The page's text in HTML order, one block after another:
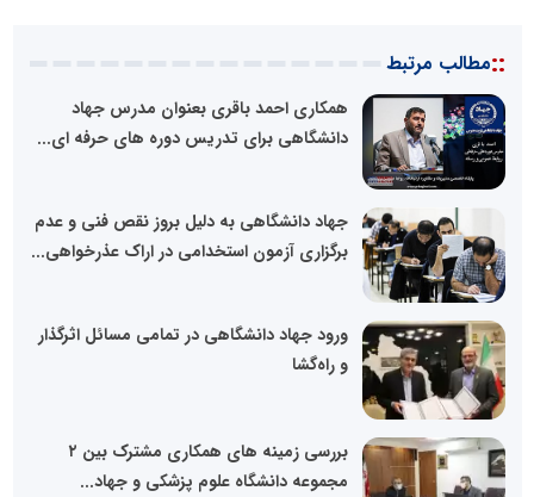
::مطالب مرتبط
همکاری احمد باقری بعنوان مدرس جهاد
دانشگاهی برای تدریس دوره های حرفه ای...
جهاد دانشگاهی به دلیل بروز نقص فنی و عدم
برگزاری آزمون استخدامی در اراک عذرخواهی...
ورود جهاد دانشگاهی در تمامی مسائل اثرگذار
و راه‌گشا
بررسی زمینه های همکاری مشترک بین ۲
مجموعه دانشگاه علوم پزشکی و جهاد...